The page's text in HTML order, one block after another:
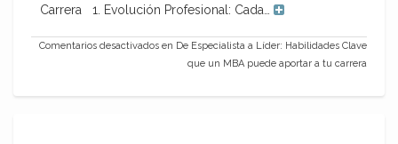
Carrera 1. Evolución Profesional: Cada…
Comentarios desactivados en De Especialista a Líder: Habilidades Clave
que un MBA puede aportar a tu carrera